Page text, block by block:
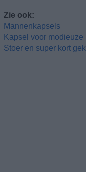
Zie ook:
Mannenkapsels
Kapsel voor modieuze
Stoer en super kort